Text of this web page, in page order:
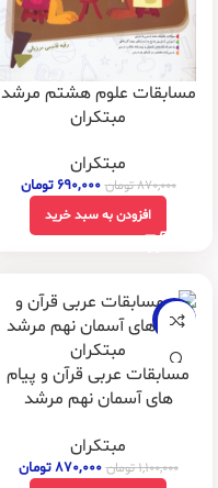
مسابقات علوم هشتم مرشد
مبتکران
مبتکران
۸۷۰,۰۰۰تومان ۶۹۰,۰۰۰ تومان
افزودن به سبد خرید
-21%
مسابقات عربی قرآن و پیام
های آسمان نهم مرشد
مبتکران
۱,۱۰۰,۰۰۰تومان ۸۷۰,۰۰۰ تومان